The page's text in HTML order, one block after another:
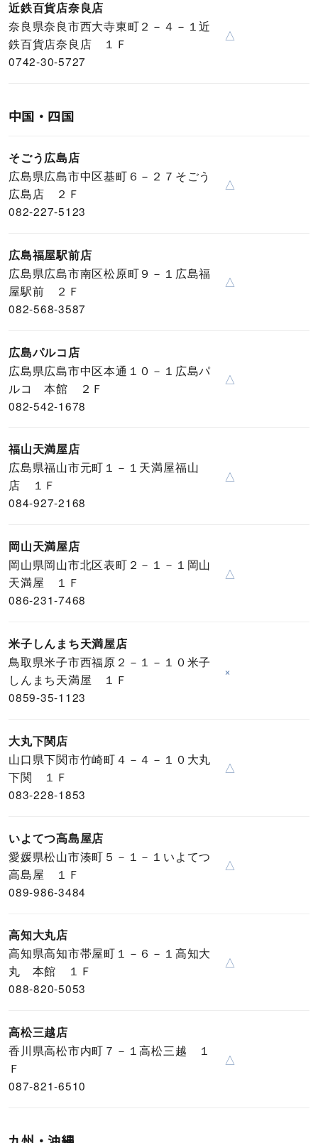
近鉄百貨店奈良店
奈良県奈良市西大寺東町２－４－１近
鉄百貨店奈良店 １Ｆ
0742-30-5727
△
中国・四国
そごう広島店
広島県広島市中区基町６－２７そごう
広島店 ２Ｆ
082-227-5123
△
広島福屋駅前店
広島県広島市南区松原町９－１広島福
屋駅前 ２Ｆ
082-568-3587
△
広島パルコ店
広島県広島市中区本通１０－１広島パ
ルコ 本館 ２Ｆ
082-542-1678
△
福山天満屋店
広島県福山市元町１－１天満屋福山
店 １Ｆ
084-927-2168
△
岡山天満屋店
岡山県岡山市北区表町２－１－１岡山
天満屋 １Ｆ
086-231-7468
△
米子しんまち天満屋店
鳥取県米子市西福原２－１－１０米子
しんまち天満屋 １Ｆ
0859-35-1123
×
大丸下関店
山口県下関市竹崎町４－４－１０大丸
下関 １Ｆ
083-228-1853
△
いよてつ高島屋店
愛媛県松山市湊町５－１－１いよてつ
高島屋 １Ｆ
089-986-3484
△
高知大丸店
高知県高知市帯屋町１－６－１高知大
丸 本館 １Ｆ
088-820-5053
△
高松三越店
香川県高松市内町７－１高松三越 １
Ｆ
087-821-6510
△